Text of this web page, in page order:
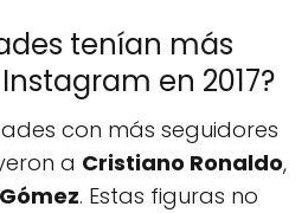
tenían más
en 2017?
con más seguidores
a Cristiano Ronaldo,
. Estas figuras no